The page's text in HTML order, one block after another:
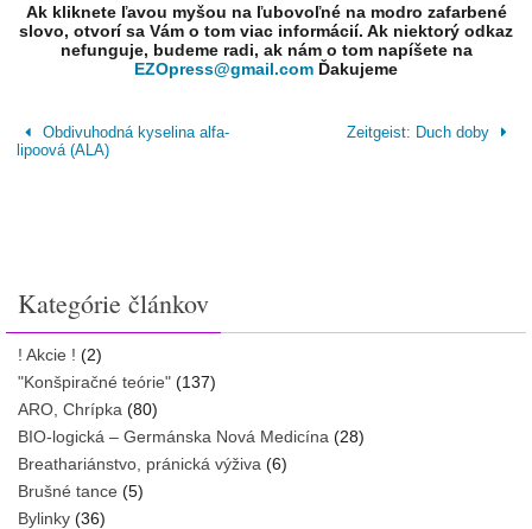
Ak kliknete ľavou myšou na ľubovoľné na modro zafarbené
slovo, otvorí sa Vám o tom viac informácií. Ak niektorý odkaz
nefunguje, budeme radi, ak nám o tom napíšete na
EZOpress@gmail.com Ďakujeme
Obdivuhodná kyselina alfa-
lipoová (ALA)
Zeitgeist: Duch doby
Kategórie článkov
! Akcie ! (2)
"Konšpiračné teórie" (137)
ARO, Chrípka (80)
BIO-logická – Germánska Nová Medicína (28)
Breathariánstvo, pránická výživa (6)
Brušné tance (5)
Bylinky (36)